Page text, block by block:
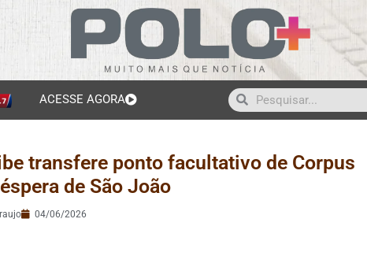
ACESSE AGORA
transfere ponto facultativo de Corpus
de São João
04/06/2026